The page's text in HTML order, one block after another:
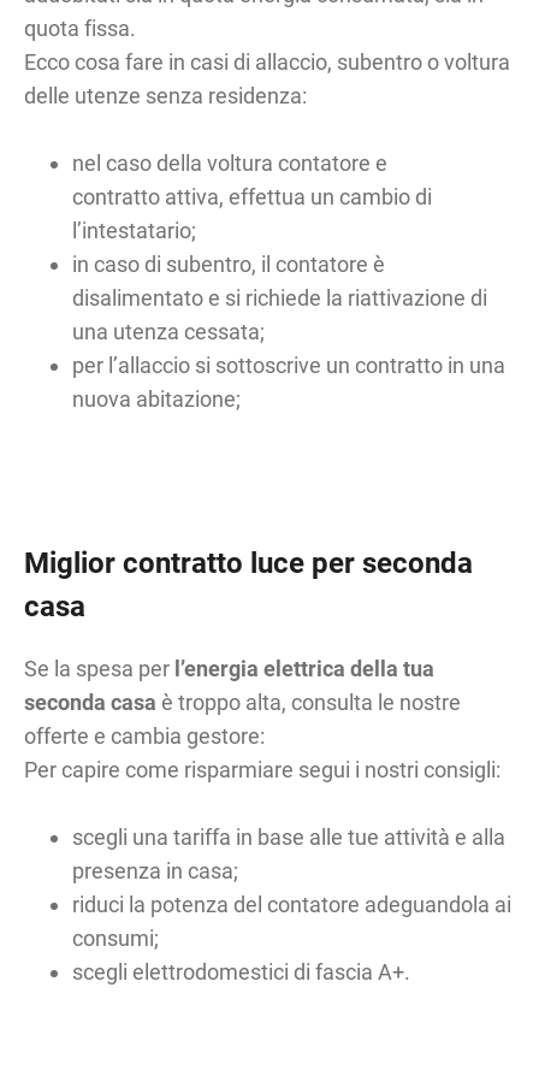
quota fissa.
Ecco cosa fare in casi di allaccio, subentro o voltura
delle utenze senza residenza:
nel caso della voltura contatore e
contratto attiva, effettua un cambio di
l’intestatario;
in caso di subentro, il contatore è
disalimentato e si richiede la riattivazione di
una utenza cessata;
per l’allaccio si sottoscrive un contratto in una
nuova abitazione;
Miglior contratto luce per seconda
casa
Se la spesa per l’energia elettrica della tua
seconda casaè troppo alta, consulta le nostre
offerte e cambia gestore:
Per capire come risparmiare segui i nostri consigli:
scegli una tariffa in base alle tue attività e alla
presenza in casa;
riduci la potenza del contatore adeguandola ai
consumi;
scegli elettrodomestici di fascia A+.